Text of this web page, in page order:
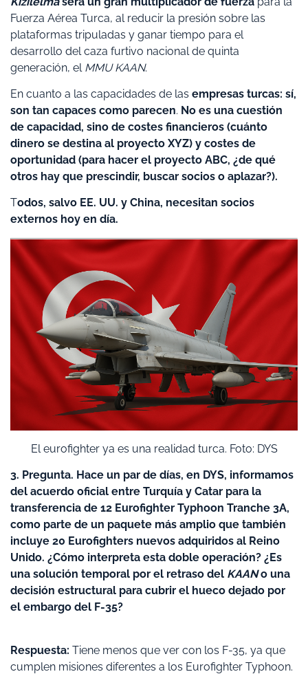
Fuerza Aérea Turca, al reducir la presión sobre las
plataformas tripuladas y ganar tiempo para el
desarrollo del caza furtivo nacional de quinta
generación, el MMU KAAN.
En cuanto a las capacidades de las empresas turcas: sí,
son tan capaces como parecen. No es una cuestión
de capacidad, sino de costes financieros (cuánto
dinero se destina al proyecto XYZ) y costes de
oportunidad (para hacer el proyecto ABC, ¿de qué
otros hay que prescindir, buscar socios o aplazar?).
Todos, salvo EE. UU. y China, necesitan socios
externos hoy en día.
El eurofighter ya es una realidad turca. Foto: DYS
3. Pregunta. Hace un par de días, en DYS, informamos
del acuerdo oficial entre Turquía y Catar para la
transferencia de 12 Eurofighter Typhoon Tranche 3A,
como parte de un paquete más amplio que también
incluye 20 Eurofighters nuevos adquiridos al Reino
Unido. ¿Cómo interpreta esta doble operación? ¿Es
una solución temporal por el retraso del KAANo una
decisión estructural para cubrir el hueco dejado por
el embargo del F-35?
Respuesta: Tiene menos que ver con los F-35, ya que
cumplen misiones diferentes a los Eurofighter Typhoon.